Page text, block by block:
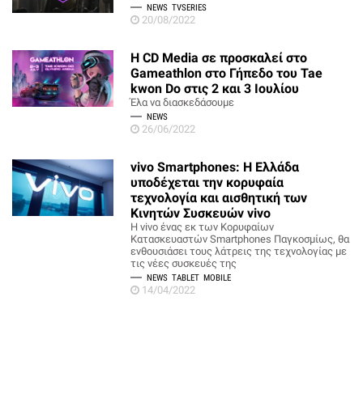
NEWS TVSERIES
20/08/2022
H CD Media σε προσκαλεί στο
Gameathlon στο Γήπεδο του Tae
kwon Do στις 2 και 3 Ιουλίου
Έλα να διασκεδάσουμε
NEWS
26/06/2022
vivo Smartphones: H Ελλάδα
υποδέχεται την κορυφαία
τεχνολογία και αισθητική των
Κινητών Συσκευών vivo
Η vivo ένας εκ των Κορυφαίων
Κατασκευαστών Smartphones Παγκοσμίως, θα
ενθουσιάσει τους λάτρεις της τεχνολογίας με
τις νέες συσκευές της
NEWS TABLET MOBILE
14/04/2022